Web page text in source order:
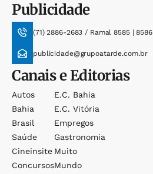
Publicidade
(71) 2886-2683 / Ramal 8585 | 8586
publicidade@grupoatarde.com.br
Canais e Editorias
Autos
Bahia
Brasil
Saúde
Cineinsite
Concursos
E.c. Bahia
E.c. Vitória
Empregos
Gastronomia
Muito
Mundo